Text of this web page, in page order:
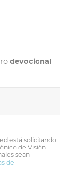
devocional
está solicitando
de Visión
sean
de